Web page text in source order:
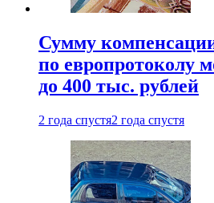
Сумму
по европротоколу
до 400 тыс. рублей
2 года спустя2 года спустя